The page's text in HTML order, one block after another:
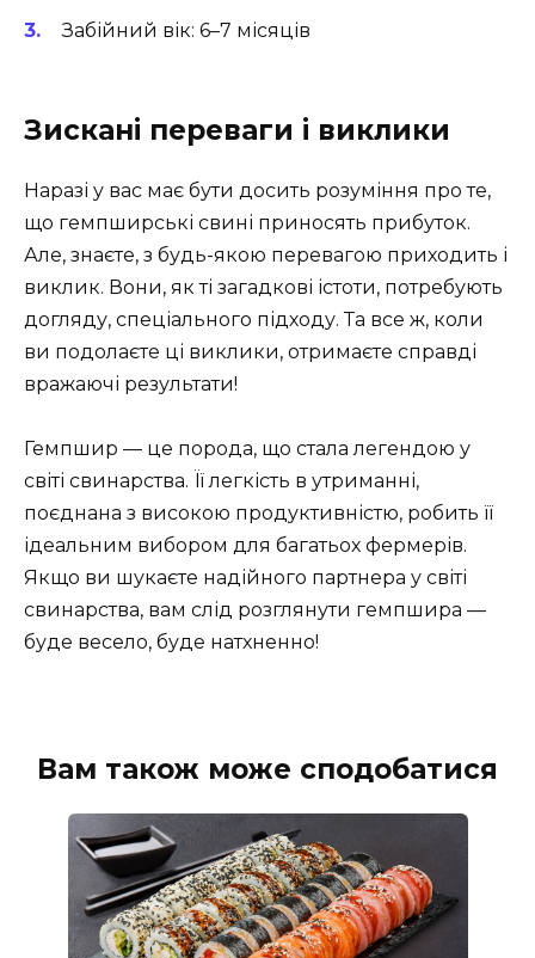
Забійний вік: 6–7 місяців
Зискані переваги і виклики
Наразі у вас має бути досить розуміння про те,
що гемпширські свині приносять прибуток.
Але, знаєте, з будь-якою перевагою приходить і
виклик. Вони, як ті загадкові істоти, потребують
догляду, спеціального підходу. Та все ж, коли
ви подолаєте ці виклики, отримаєте справді
вражаючі результати!
Гемпшир — це порода, що стала легендою у
світі свинарства. Її легкість в утриманні,
поєднана з високою продуктивністю, робить її
ідеальним вибором для багатьох фермерів.
Якщо ви шукаєте надійного партнера у світі
свинарства, вам слід розглянути гемпшира —
буде весело, буде натхненно!
Вам також може сподобатися